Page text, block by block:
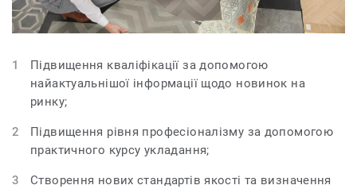
Підвищення кваліфікації за допомогою
найактуальнішої інформації щодо новинок на
ринку;
Підвищення рівня професіоналізму за допомогою
практичного курсу укладання;
Створення нових стандартів якості та визначення